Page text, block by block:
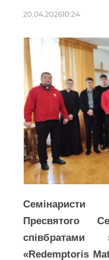
20.04.202610:24
Семінаристи
Пресвятого
співбратами
«Redemptoris